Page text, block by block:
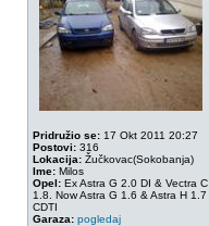
Pridružio se: 17 Okt 2011 20:27
Postovi: 316
Lokacija: Žučkovac(Sokobanja)
Ime: Milos
Opel: Ex Astra G 2.0 DI & Vectra C
1.8. Now Astra G 1.6 & Astra H 1.7
CDTI
Garaza: pogledaj